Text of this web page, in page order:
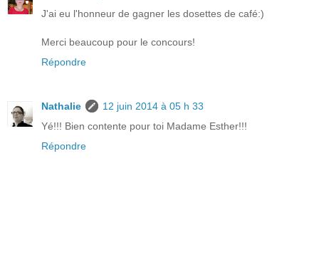
J'ai eu l'honneur de gagner les dosettes de café:)
Merci beaucoup pour le concours!
Répondre
Nathalie
12 juin 2014 à 05 h 33
Yé!!! Bien contente pour toi Madame Esther!!!
Répondre